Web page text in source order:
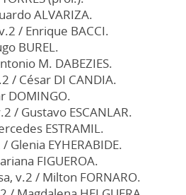
ALVARIZA.
/ Enrique BACCI.
BUREL.
M. DABEZIES.
/ César DI CANDIA.
DOMINGO.
/ Gustavo ESCANLAR.
ESTRAMIL.
Glenia EYHERABIDE.
FIGUEROA.
v.2 / Milton FORNARO.